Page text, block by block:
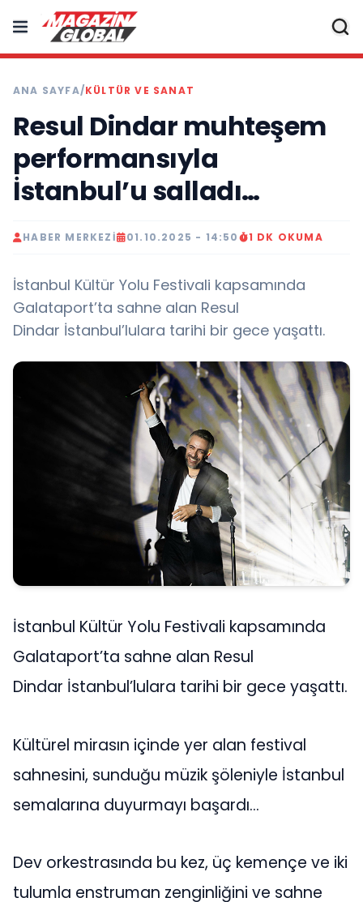
ANA SAYFA/KÜLTÜR VE SANAT
Resul Dindar muhteşem
performansıyla
İstanbul’u salladı…
HABER MERKEZI 01.10.2025 - 14:50 1 DK OKUMA
İstanbul Kültür Yolu Festivali kapsamında
Galataport’ta sahne alan Resul
Dindar İstanbul’lulara tarihi bir gece yaşattı.
İstanbul Kültür Yolu Festivali kapsamında
Galataport’ta sahne alan Resul
Dindar İstanbul’lulara tarihi bir gece yaşattı.
Kültürel mirasın içinde yer alan festival
sahnesini, sunduğu müzik şöleniyle İstanbul
semalarına duyurmayı başardı…
Dev orkestrasında bu kez, üç kemençe ve iki
tulumla enstruman zenginliğini ve sahne